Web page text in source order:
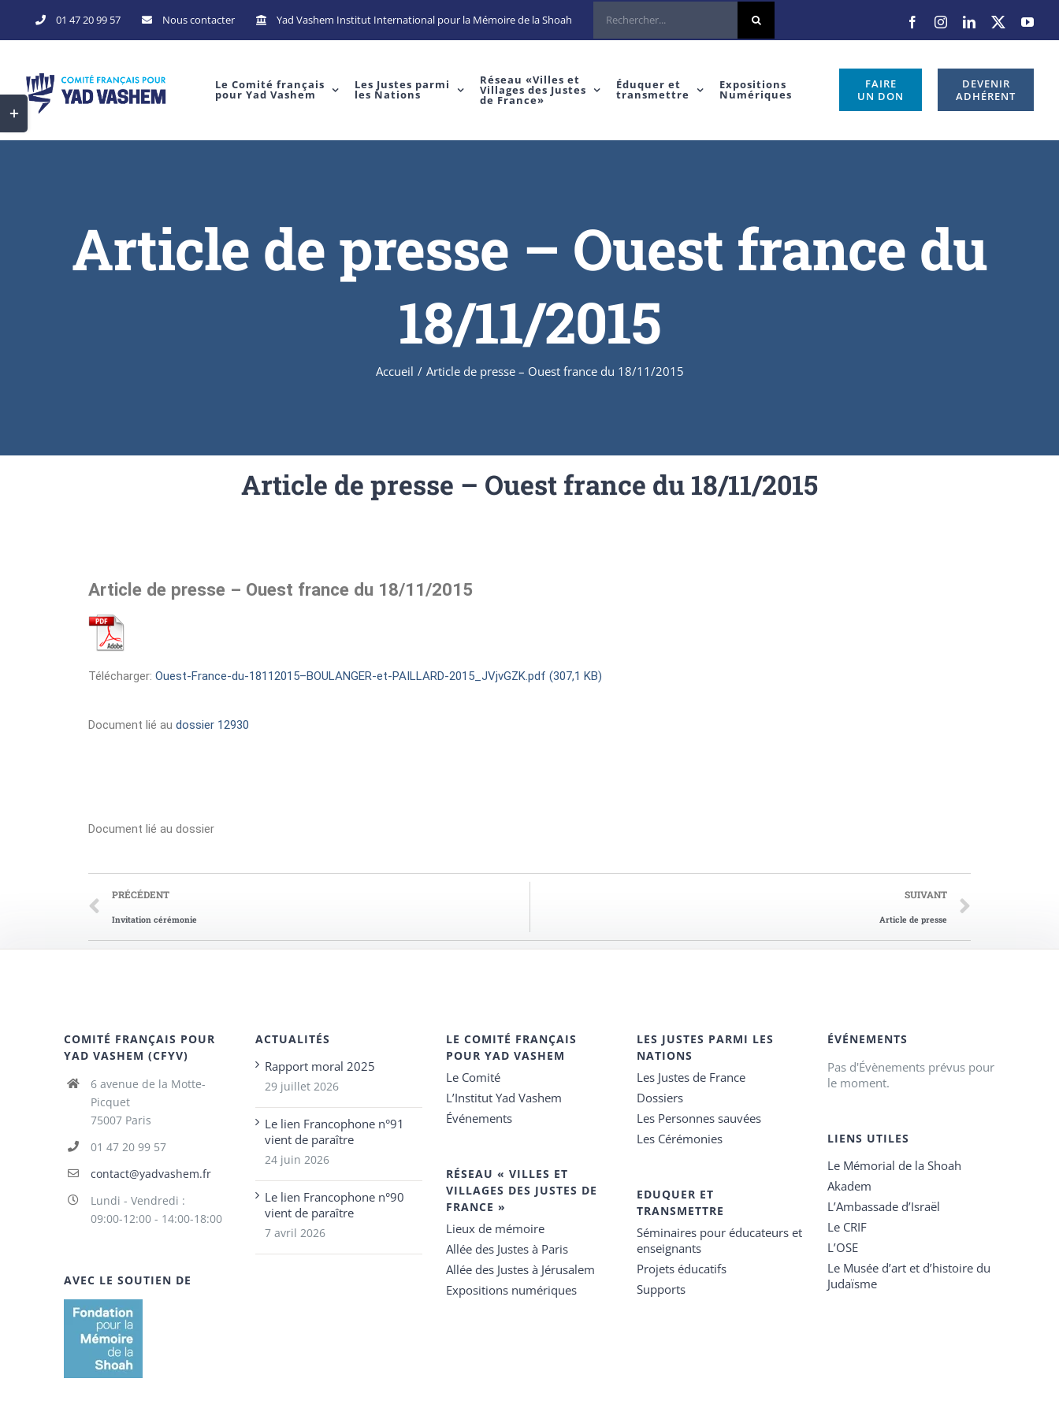
01 47 20 99 57 Nous contacter Yad Vashem Institut International pour la Mémoire de la Shoah
Le Comité français
pour Yad Vashem
Les Justes parmi
les Nations
Réseau «Villes et
Villages des Justes
de France»
Éduquer et
transmettre
Expositions
Numériques
FAIRE
UN DON
DEVENIR
ADHÉRENT
Article de presse – Ouest france du
18/11/2015
Accueil / Article de presse – Ouest france du 18/11/2015
Article de presse – Ouest france du 18/11/2015
Article de presse – Ouest france du 18/11/2015
Télécharger: Ouest-France-du-18112015–BOULANGER-et-PAILLARD-2015_JVjvGZK.pdf (307,1 KB)
Document lié au dossier 12930
Document lié au dossier
PRÉCÉDENT
Invitation cérémonie
SUIVANT
Article de presse
COMITÉ FRANÇAIS POUR
YAD VASHEM (CFYV)
6 avenue de la Motte-
Picquet
75007 Paris
01 47 20 99 57
contact@yadvashem.fr
Lundi - Vendredi :
09:00-12:00 - 14:00-18:00
AVEC LE SOUTIEN DE
ACTUALITÉS
Rapport moral 2025
29 juillet 2026
Le lien Francophone n°91
vient de paraître
24 juin 2026
Le lien Francophone n°90
vient de paraître
7 avril 2026
LE COMITÉ FRANÇAIS
POUR YAD VASHEM
Le Comité
L’Institut Yad Vashem
Événements
RÉSEAU « VILLES ET
VILLAGES DES JUSTES DE
FRANCE »
Lieux de mémoire
Allée des Justes à Paris
Allée des Justes à Jérusalem
Expositions numériques
LES JUSTES PARMI LES
NATIONS
Les Justes de France
Dossiers
Les Personnes sauvées
Les Cérémonies
EDUQUER ET
TRANSMETTRE
Séminaires pour éducateurs et
enseignants
Projets éducatifs
Supports
ÉVÉNEMENTS
Pas d'Évènements prévus pour
le moment.
LIENS UTILES
Le Mémorial de la Shoah
Akadem
L’Ambassade d’Israël
Le CRIF
L’OSE
Le Musée d’art et d’histoire du
Judaïsme